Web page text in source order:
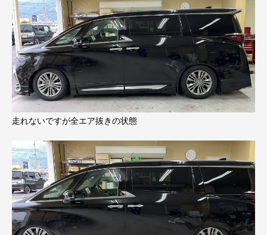
走れないですが全エア抜きの状態